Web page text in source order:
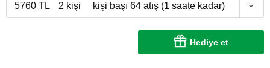
5760 TL 2 kişi kişi başı 64 atış (1 saate kadar)
Hediye et